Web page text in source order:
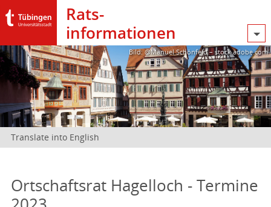
Rats­
informationen
Bild: @Manuel Schönfeld – stock.adobe.com
Translate into English
Ortschaftsrat Hagelloch - Termine